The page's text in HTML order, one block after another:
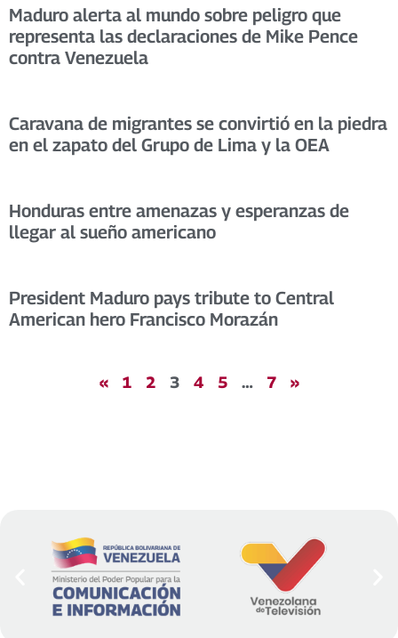
Maduro alerta al mundo sobre peligro que
representa las declaraciones de Mike Pence
contra Venezuela
Caravana de migrantes se convirtió en la piedra
en el zapato del Grupo de Lima y la OEA
Honduras entre amenazas y esperanzas de
llegar al sueño americano
President Maduro pays tribute to Central
American hero Francisco Morazán
« 1 2 3 4 5 … 7 »